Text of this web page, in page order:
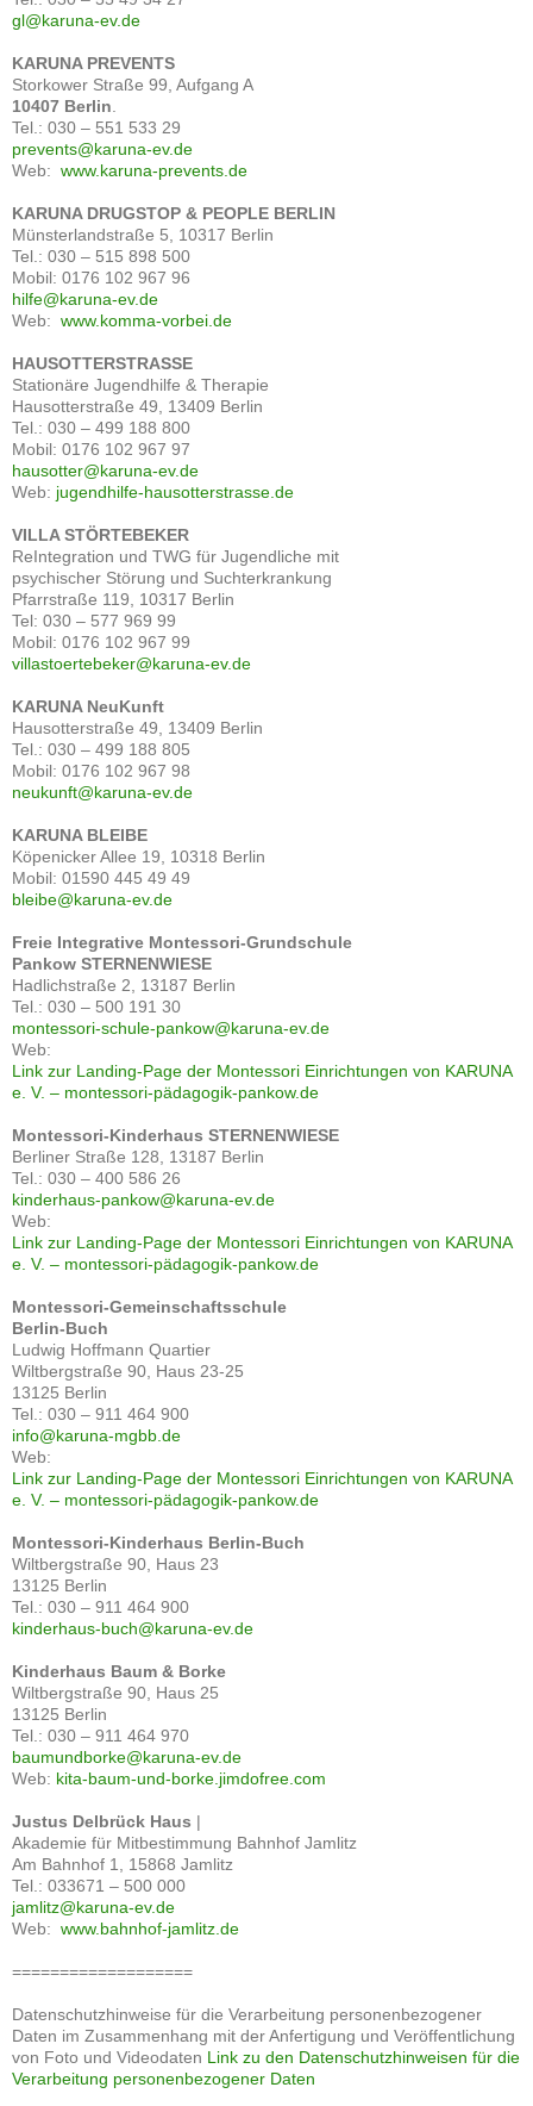
gl@karuna-ev.de
KARUNA PREVENTS
Storkower Straße 99, Aufgang A
10407 Berlin
Tel.: 030 – 551 533 29
prevents@karuna-ev.de
Web: www.karuna-prevents.de
KARUNA DRUGSTOP & PEOPLE BERLIN
Münsterlandstraße 5, 10317 Berlin
Tel.: 030 – 515 898 500
Mobil: 0176 102 967 96
hilfe@karuna-ev.de
Web: www.komma-vorbei.de
HAUSOTTERSTRASSE
Stationäre Jugendhilfe & Therapie
Hausotterstraße 49, 13409 Berlin
Tel.: 030 – 499 188 800
Mobil: 0176 102 967 97
hausotter@karuna-ev.de
Web: jugendhilfe-hausotterstrasse.de
VILLA STÖRTEBEKER
ReIntegration und TWG für Jugendliche mit
psychischer Störung und Suchterkrankung
Pfarrstraße 119, 10317 Berlin
Tel: 030 – 577 969 99
Mobil: 0176 102 967 99
villastoertebeker@karuna-ev.de
KARUNA NeuKunft
Hausotterstraße 49, 13409 Berlin
Tel.: 030 – 499 188 805
Mobil: 0176 102 967 98
neukunft@karuna-ev.de
KARUNA BLEIBE
Köpenicker Allee 19, 10318 Berlin
Mobil: 01590 445 49 49
bleibe@karuna-ev.de
Freie Integrative Montessori-Grundschule
Pankow STERNENWIESE
Hadlichstraße 2, 13187 Berlin
Tel.: 030 – 500 191 30
montessori-schule-pankow@karuna-ev.de
Web:
Link zur Landing-Page der Montessori Einrichtungen von KARUNA
e. V. – montessori-pädagogik-pankow.de
Montessori-Kinderhaus STERNENWIESE
Berliner Straße 128, 13187 Berlin
Tel.: 030 – 400 586 26
kinderhaus-pankow@karuna-ev.de
Web:
Link zur Landing-Page der Montessori Einrichtungen von KARUNA
e. V. – montessori-pädagogik-pankow.de
Montessori-Gemeinschaftsschule
Berlin-Buch
Ludwig Hoffmann Quartier
Wiltbergstraße 90, Haus 23-25
13125 Berlin
Tel.: 030 – 911 464 900
info@karuna-mgbb.de
Web:
Link zur Landing-Page der Montessori Einrichtungen von KARUNA
e. V. – montessori-pädagogik-pankow.de
Montessori-Kinderhaus Berlin-Buch
Wiltbergstraße 90, Haus 23
13125 Berlin
Tel.: 030 – 911 464 900
kinderhaus-buch@karuna-ev.de
Kinderhaus Baum & Borke
Wiltbergstraße 90, Haus 25
13125 Berlin
Tel.: 030 – 911 464 970
baumundborke@karuna-ev.de
Web: kita-baum-und-borke.jimdofree.com
Justus Delbrück Haus |
Akademie für Mitbestimmung Bahnhof Jamlitz
Am Bahnhof 1, 15868 Jamlitz
Tel.: 033671 – 500 000
jamlitz@karuna-ev.de
Web: www.bahnhof-jamlitz.de
===================
Datenschutzhinweise für die Verarbeitung personenbezogener
Daten im Zusammenhang mit der Anfertigung und Veröffentlichung
von Foto und Videodaten Link zu den Datenschutzhinweisen für die
Verarbeitung personenbezogener Daten